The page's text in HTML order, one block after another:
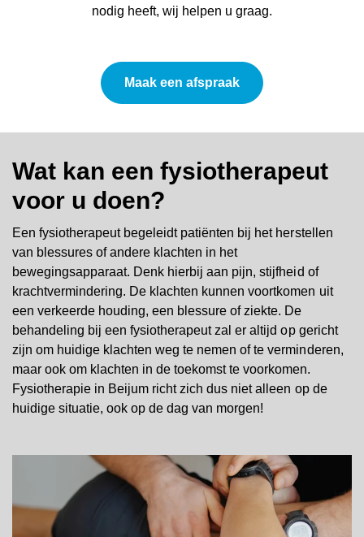
nodig heeft, wij helpen u graag.
Maak een afspraak
Wat kan een fysiotherapeut
voor u doen?
Een fysiotherapeut begeleidt patiënten bij het herstellen
van blessures of andere klachten in het
bewegingsapparaat. Denk hierbij aan pijn, stijfheid of
krachtvermindering. De klachten kunnen voortkomen uit
een verkeerde houding, een blessure of ziekte. De
behandeling bij een fysiotherapeut zal er altijd op gericht
zijn om huidige klachten weg te nemen of te verminderen,
maar ook om klachten in de toekomst te voorkomen.
Fysiotherapie in Beijum richt zich dus niet alleen op de
huidige situatie, ook op de dag van morgen!